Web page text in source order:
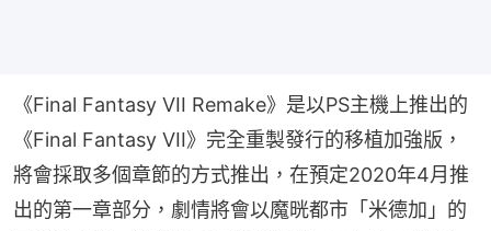
《Final Fantasy VII Remake》是以PS主機上推出的
《Final Fantasy VII》完全重製發行的移植加強版，
將會採取多個章節的方式推出，在預定2020年4月推
出的第一章部分，劇情將會以魔晄都市「米德加」的